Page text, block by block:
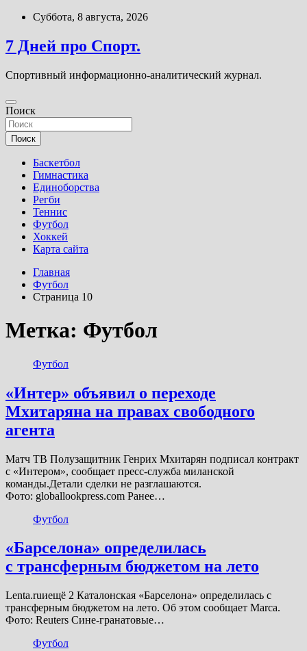
Перейти
содержимому
Суббота, 8 августа, 2026
7 Дней про Спорт.
Спортивный информационно-аналитический журнал.
Поиск
Поиск
Баскетбол
Гимнастика
Единоборства
Регби
Теннис
Футбол
Хоккей
Карта сайта
Главная
Футбол
Страница 10
Метка: Футбол
Футбол
«Интер» объявил о переходе
Мхитаряна на правах свободного
агента
Матч ТВ Полузащитник Генрих Мхитарян подписал контракт
с «Интером», сообщает пресс-служба миланской
команды.Детали сделки не разглашаются.
Фото: globallookpress.com Ранее…
Футбол
«Барселона» определилась
с трансферным бюджетом на лето
Lenta.ruиещё 2 Каталонская «Барселона» определилась с
трансферным бюджетом на лето. Об этом сообщает Marca.
Фото: Reuters Сине-гранатовые…
Футбол